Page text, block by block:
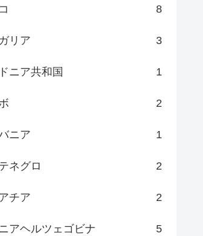
8
リア 3
ニア共和国 1
2
ニア 1
ネグロ 2
チア 2
アヘルツェゴビナ 5